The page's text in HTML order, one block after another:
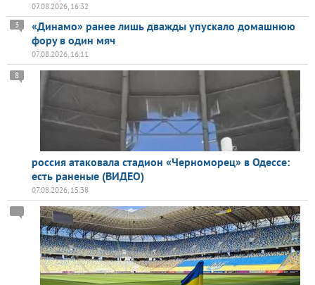
07.08.2026, 16:32
«Динамо» ранее лишь дважды упускало домашнюю
фору в один мяч
3
07.08.2026, 16:11
россия атаковала стадион «Черноморец» в Одессе:
есть раненые (ВИДЕО)
8
07.08.2026, 15:38